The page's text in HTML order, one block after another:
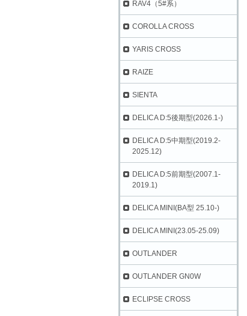
RAV4（5#系）
COROLLA CROSS
YARIS CROSS
RAIZE
SIENTA
DELICA D:5後期型(2026.1-)
DELICA D:5中期型(2019.2-
2025.12)
DELICA D:5前期型(2007.1-
2019.1)
DELICA MINI(BA型 25.10-)
DELICA MINI(23.05-25.09)
OUTLANDER
OUTLANDER GN0W
ECLIPSE CROSS